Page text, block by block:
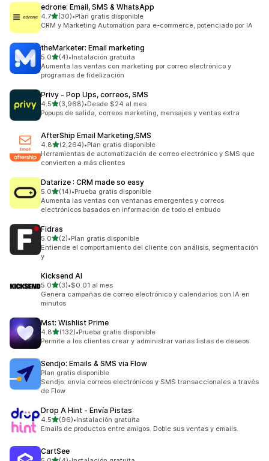
edrone: Email, SMS & WhatsApp
4.7de 5 estrellas
(30)
30 reseñas en total
•Plan gratis disponible
CRM y Marketing Automation para e-commerce, potenciado por IA
theMarketer: Email marketing
5.0de 5 estrellas
(4)
4 reseñas en total
•Instalación gratuita
Aumenta las ventas con marketing por correo electrónico y
programas de fidelización
Privy ‑ Pop Ups, correos, SMS
4.5de 5 estrellas
(3,968)
3968 reseñas en total
•Desde $24 al mes
Popups de salida, correos marketing, mensajes y ventas extra
AfterShip Email Marketing,SMS
4.8de 5 estrellas
(2,264)
2264 reseñas en total
•Plan gratis disponible
Herramientas de automatización de correo electrónico y SMS que
convierten a más clientes
Datarize : CRM made so easy
5.0de 5 estrellas
(14)
14 reseñas en total
•Prueba gratis disponible
Aumenta las ventas con ventanas emergentes y correos
electrónicos basados en información de todo el embudo
Fidras
5.0de 5 estrellas
(2)
2 reseñas en total
•Plan gratis disponible
Entiende el comportamiento del cliente con análisis, segmentación
y
Kicksend AI
5.0de 5 estrellas
(3)
3 reseñas en total
•$0.01 al mes
Genera campañas de correo electrónico y calendarios con IA en
minutos
Mst: Wishlist Prime
4.8de 5 estrellas
(132)
132 reseñas en total
•Prueba gratis disponible
Permite a los clientes crear y administrar varias listas de deseos.
Sendjo: Emails & SMS via Flow
Plan gratis disponible
Sendjo: envía correos electrónicos y SMS transaccionales a través
de Flow
Drop A Hint ‑ Envía Pistas
4.5de 5 estrellas
(96)
96 reseñas en total
•Instalación gratuita
Emails de productos entre amigos. Doble sus ventas y emails.
CartSee